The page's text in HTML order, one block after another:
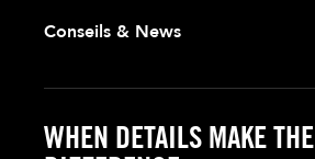
Conseils & News
WHEN DETAILS MAKE THE